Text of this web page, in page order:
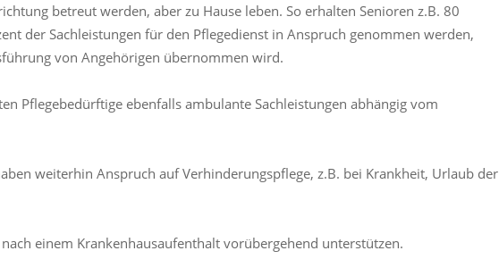
betreut werden, aber zu Hause leben. So erhalten Senioren z.B. 80
der Sachleistungen für den Pflegedienst in Anspruch genommen werden,
von Angehörigen übernommen wird.
Pflegebedürftige ebenfalls ambulante Sachleistungen abhängig vom
weiterhin Anspruch auf Verhinderungspflege, z.B. bei Krankheit, Urlaub der
einem Krankenhausaufenthalt vorübergehend unterstützen.